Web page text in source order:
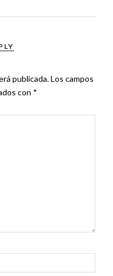
publicada.Los campos
con *